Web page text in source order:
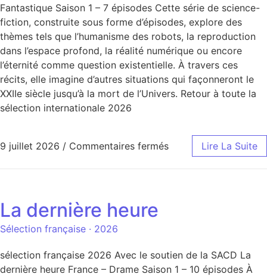
Fantastique Saison 1 – 7 épisodes Cette série de science-
fiction, construite sous forme d’épisodes, explore des
thèmes tels que l’humanisme des robots, la reproduction
dans l’espace profond, la réalité numérique ou encore
l’éternité comme question existentielle. À travers ces
récits, elle imagine d’autres situations qui façonneront le
XXIIe siècle jusqu’à la mort de l’Univers. Retour à toute la
sélection internationale 2026
9 juillet 2026 / Commentaires fermés Lire La Suite
La dernière heure
Sélection française · 2026
sélection française 2026 Avec le soutien de la SACD La
dernière heure France – Drame Saison 1 – 10 épisodes À